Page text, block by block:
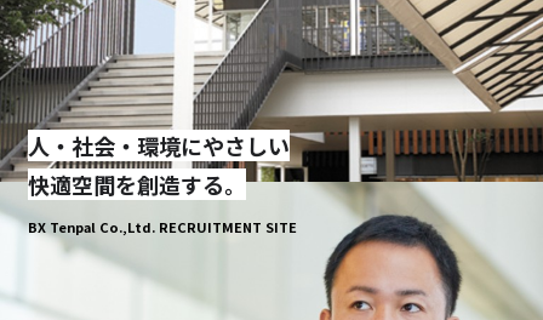
人・社会・環境にやさしい
快適空間を創造する。
BX Tenpal Co.,Ltd. RECRUITMENT SITE